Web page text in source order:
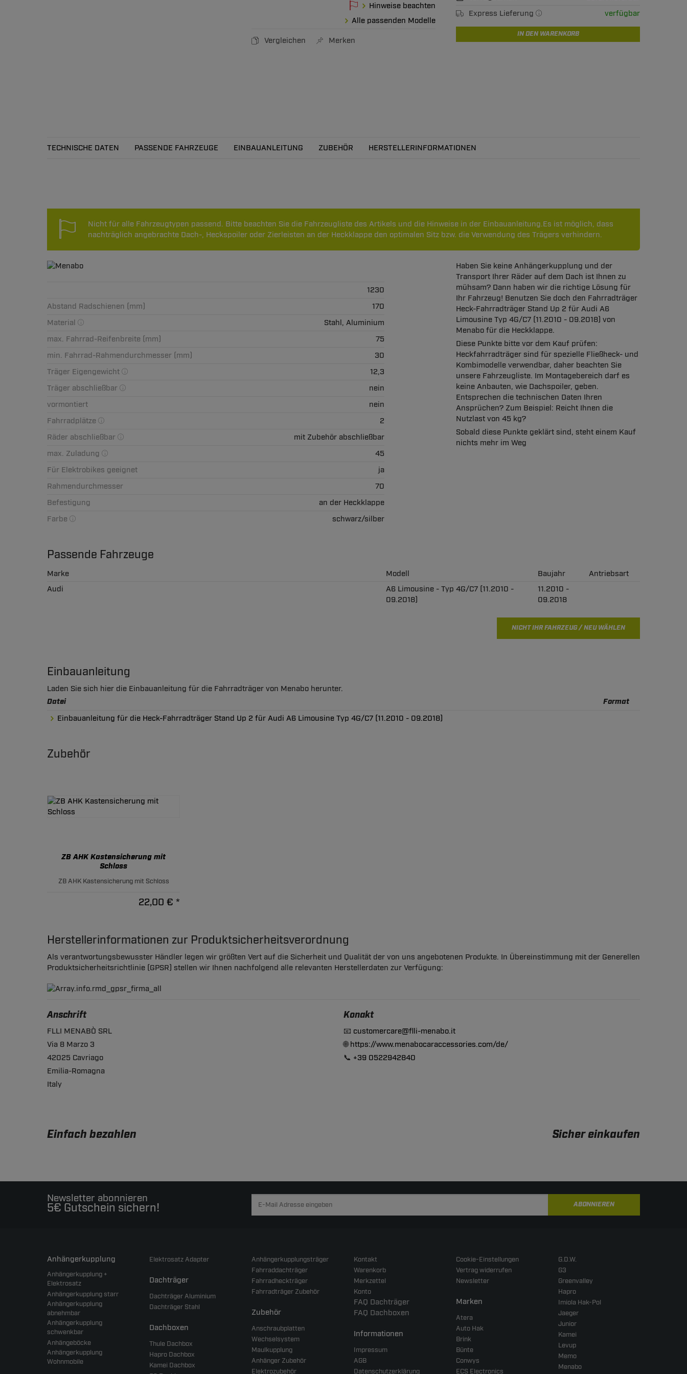
Hinweise beachten
Alle passenden Modelle
Vergleichen Merken
Express Lieferung
verfügbar
IN DEN WARENKORB
TECHNISCHE DATEN PASSENDE FAHRZEUGE EINBAUANLEITUNG ZUBEHÖR HERSTELLERINFORMATIONEN
Nicht für alle Fahrzeugtypen passend. Bitte beachten Sie die Fahrzeugliste des Artikels und die Hinweise in der Einbauanleitung.Es ist möglich, dass
nachträglich angebrachte Dach-, Heckspoiler oder Zierleisten an der Heckklappe den optimalen Sitz bzw. die Verwendung des Trägers verhindern.
1230
Abstand Radschienen (mm)
170
Material
Stahl, Aluminium
max. Fahrrad-Reifenbreite (mm)
75
min. Fahrrad-Rahmendurchmesser (mm)
30
Träger Eigengewicht
12,3
Träger abschließbar
nein
vormontiert
nein
Fahrradplätze
2
Räder abschließbar
mit Zubehör abschließbar
max. Zuladung
45
Für Elektrobikes geeignet
ja
Rahmendurchmesser
70
Befestigung
an der Heckklappe
Farbe
schwarz/silber
Haben Sie keine Anhängerkupplung und der
Transport Ihrer Räder auf dem Dach ist Ihnen zu
mühsam? Dann haben wir die richtige Lösung für
Ihr Fahrzeug! Benutzen Sie doch den Fahrradträger
Heck-Fahrradträger Stand Up 2 für Audi A6
Limousine Typ 4G/C7 (11.2010 - 09.2018) von
Menabo für die Heckklappe.
Diese Punkte bitte vor dem Kauf prüfen:
Heckfahrradträger sind für spezielle Fließheck- und
Kombimodelle verwendbar, daher beachten Sie
unsere Fahrzeugliste. Im Montagebereich darf es
keine Anbauten, wie Dachspoiler, geben.
Entsprechen die technischen Daten Ihren
Ansprüchen? Zum Beispiel: Reicht Ihnen die
Nutzlast von 45 kg?
Sobald diese Punkte geklärt sind, steht einem Kauf
nichts mehr im Weg
Passende Fahrzeuge
Marke Modell Baujahr
Antriebsart
Audi
A6 Limousine - Typ 4G/C7 (11.2010 -
09.2018)
11.2010 -
09.2018
NICHT IHR FAHRZEUG / NEU WÄHLEN
Einbauanleitung
Laden Sie sich hier die Einbauanleitung für die Fahrradträger von Menabo herunter.
Datei Format
Einbauanleitung für die Heck-Fahrradträger Stand Up 2 für Audi A6 Limousine Typ 4G/C7 (11.2010 - 09.2018)
Zubehör
ZB AHK Kastensicherung mit
Schloss
ZB AHK Kastensicherung mit Schloss
22,00 € *
Herstellerinformationen zur Produktsicherheitsverordnung
Als verantwortungsbewusster Händler legen wir größten Vert auf die Sicherheit und Qualität der von uns angebotenen Produkte. In Übereinstimmung mit der Generellen
Produktsicherheitsrichtlinie (GPSR) stellen wir Ihnen nachfolgend alle relevanten Herstellerdaten zur Verfügung:
Anschrift
FLLI MENABÒ SRL
Via 8 Marzo 3
42025 Cavriago
Emilia-Romagna
Italy
Konakt
📧 customercare@flli-menabo.it
🌐https://www.menabocaraccessories.com/de/
📞 +39 0522942840
Einfach bezahlen Sicher einkaufen
Newsletter abonnieren
5€ Gutschein sichern! ABONNIEREN
Anhängerkupplung
Anhängerkupplung +
Elektrosatz
Anhängerkupplung starr
Anhängerkupplung
abnehmbar
Anhängerkupplung
schwenkbar
Anhängeböcke
Anhängerkupplung
Wohnmobile
Elektrosatz Adapter
Dachträger
Dachträger Aluminium
Dachträger Stahl
Dachboxen
Thule Dachbox
Hapro Dachbox
Kamei Dachbox
Anhängerkupplungsträger
Fahrraddachträger
Fahrradheckträger
Fahrradträger Zubehör
Zubehör
Anschraubplatten
Wechselsystem
Maulkupplung
Anhänger Zubehör
Elektrozubehör
Kontakt
Warenkorb
Merkzettel
Konto
FAQ Dachträger
FAQ Dachboxen
Informationen
Impressum
AGB
Datenschutzerklärung
Cookie-Einstellungen
Vertrag widerrufen
Newsletter
Marken
Atera
Auto Hak
Brink
Bünte
Conwys
ECS Electronics
G.D.W.
G3
Greenvalley
Hapro
Imiola Hak-Pol
Jaeger
Junior
Kamei
Levup
Memo
Menabo